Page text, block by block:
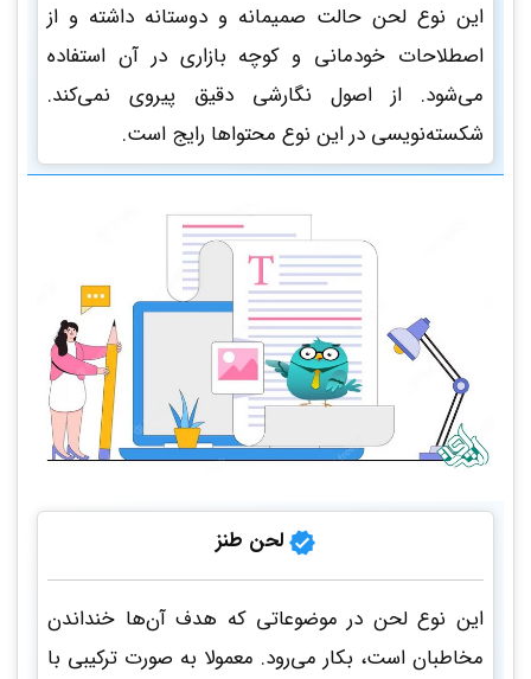
این نوع لحن حالت صمیمانه و دوستانه داشته و از
اصطلاحات خودمانی و کوچه بازاری در آن استفاده
می‌شود. از اصول نگارشی دقیق پیروی نمی‌کند.
شکسته‌نویسی در این نوع محتواها رایج است.
لحن طنز
این نوع لحن در موضوعاتی که هدف آن‌ها خنداندن
مخاطبان است، بکار می‌رود. معمولا به صورت ترکیبی با